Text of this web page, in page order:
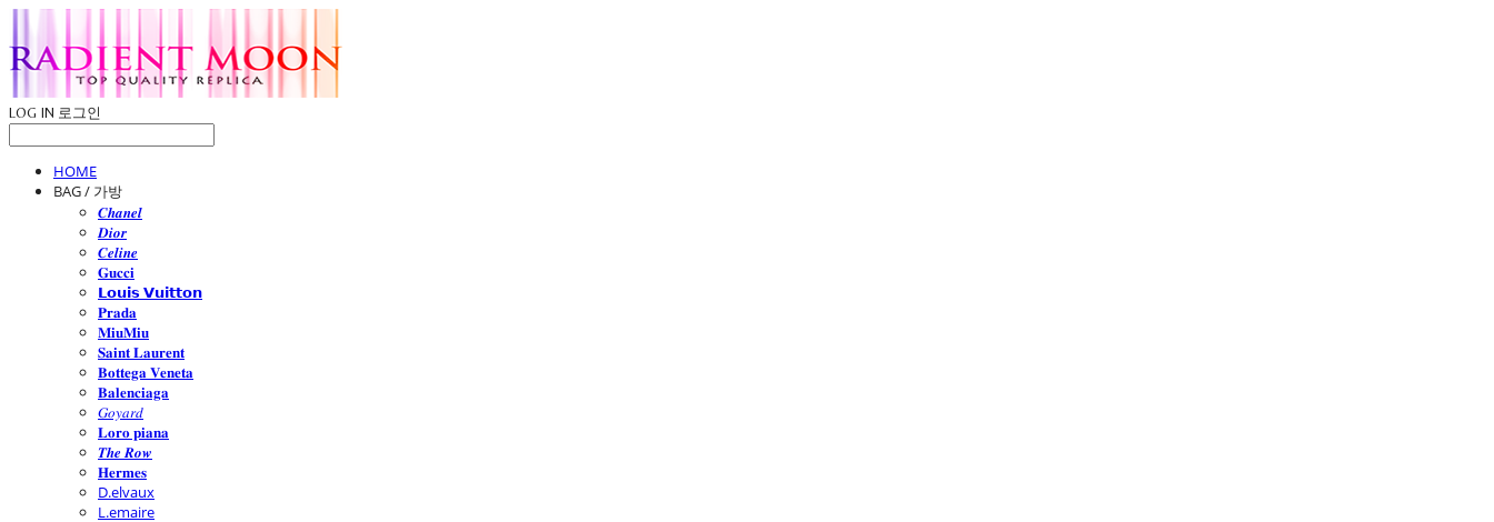
LOG IN 로그인
HOME
BAG / 가방
𝑪𝒉𝒂𝒏𝒆𝒍
𝑫𝒊𝒐𝒓
𝑪𝒆𝒍𝒊𝒏𝒆
𝐆𝐮𝐜𝐜𝐢
𝗟𝗼𝘂𝗶𝘀 𝗩𝘂𝗶𝘁𝘁𝗼𝗻
𝐏𝐫𝐚𝐝𝐚
𝐌𝐢𝐮𝐌𝐢𝐮
𝐒𝐚𝐢𝐧𝐭 𝐋𝐚𝐮𝐫𝐞𝐧𝐭
𝐁𝐨𝐭𝐭𝐞𝐠𝐚 𝐕𝐞𝐧𝐞𝐭𝐚
𝐁𝐚𝐥𝐞𝐧𝐜𝐢𝐚𝐠𝐚
𝐺𝑜𝑦𝑎𝑟𝑑
𝐋𝐨𝐫𝐨 𝐩𝐢𝐚𝐧𝐚
𝑻𝒉𝒆 𝑹𝒐𝒘
𝐇𝐞𝐫𝐦𝐞𝐬
D.elvaux
L.emaire